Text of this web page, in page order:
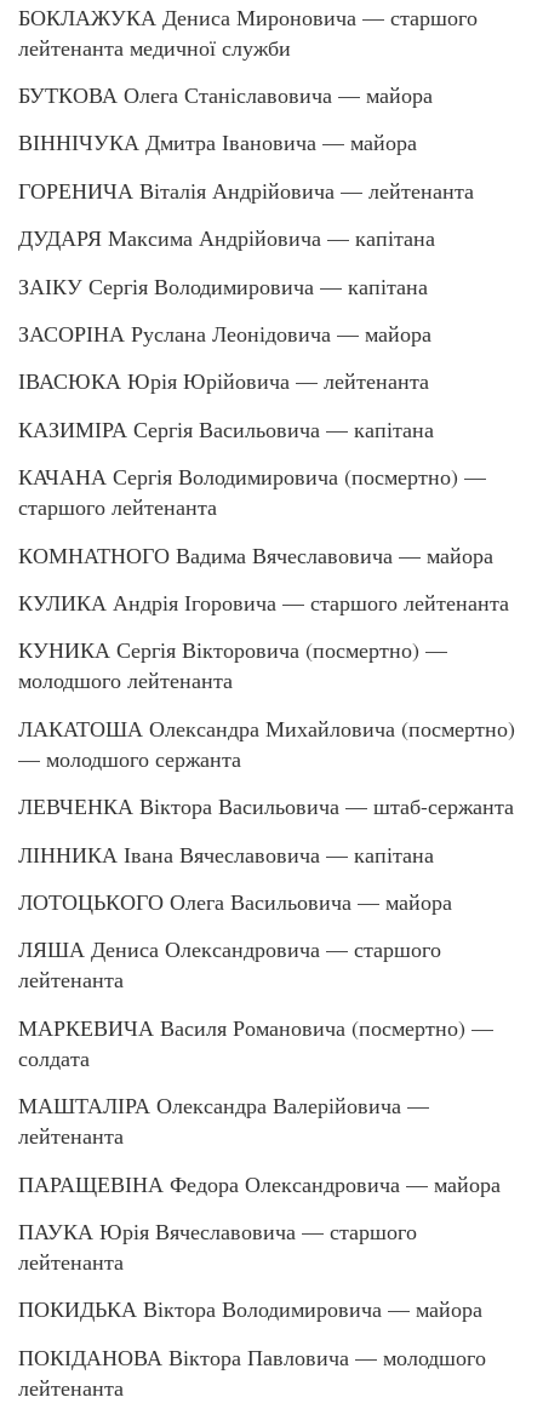
БОКЛАЖУКА Дениса Мироновича — старшого
лейтенанта медичної служби
БУТКОВА Олега Станіславовича — майора
ВІННІЧУКА Дмитра Івановича — майора
ГОРЕНИЧА Віталія Андрійовича — лейтенанта
ДУДАРЯ Максима Андрійовича — капітана
ЗАІКУ Сергія Володимировича — капітана
ЗАСОРІНА Руслана Леонідовича — майора
ІВАСЮКА Юрія Юрійовича — лейтенанта
КАЗИМІРА Сергія Васильовича — капітана
КАЧАНА Сергія Володимировича (посмертно) —
старшого лейтенанта
КОМНАТНОГО Вадима Вячеславовича — майора
КУЛИКА Андрія Ігоровича — старшого лейтенанта
КУНИКА Сергія Вікторовича (посмертно) —
молодшого лейтенанта
ЛАКАТОША Олександра Михайловича (посмертно)
— молодшого сержанта
ЛЕВЧЕНКА Віктора Васильовича — штаб-сержанта
ЛІННИКА Івана Вячеславовича — капітана
ЛОТОЦЬКОГО Олега Васильовича — майора
ЛЯША Дениса Олександровича — старшого
лейтенанта
МАРКЕВИЧА Василя Романовича (посмертно) —
солдата
МАШТАЛІРА Олександра Валерійовича —
лейтенанта
ПАРАЩЕВІНА Федора Олександровича — майора
ПАУКА Юрія Вячеславовича — старшого
лейтенанта
ПОКИДЬКА Віктора Володимировича — майора
ПОКІДАНОВА Віктора Павловича — молодшого
лейтенанта